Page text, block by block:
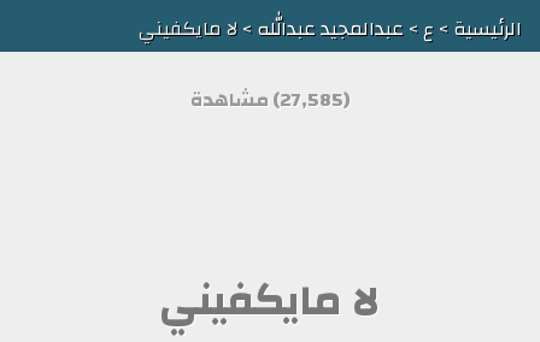
الرئيسية>ع>عبدالمجيد عبدالله> لا مايكفيني
(27,585) مشاهدة
لا مايكفيني